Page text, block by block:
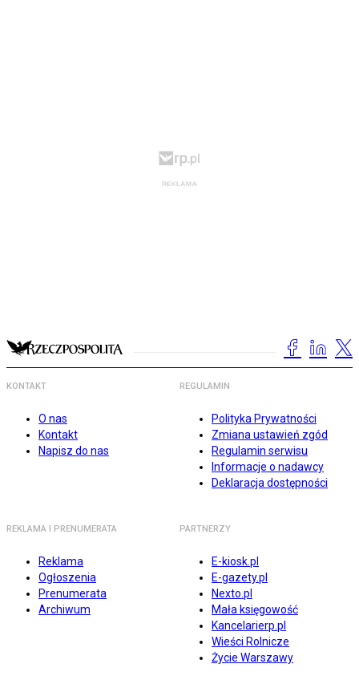
KONTAKT
O nas
Kontakt
Napisz do nas
REGULAMIN
Polityka Prywatności
Zmiana ustawień zgód
Regulamin serwisu
Informacje o nadawcy
Deklaracja dostępności
REKLAMA I PRENUMERATA
Reklama
Ogłoszenia
Prenumerata
Archiwum
PARTNERZY
E-kiosk.pl
E-gazety.pl
Nexto.pl
Mała księgowość
Kancelarierp.pl
Wieści Rolnicze
Życie Warszawy